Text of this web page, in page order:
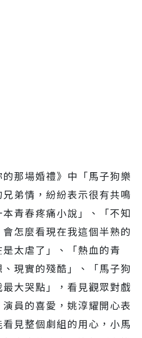
那場婚禮》中「馬子狗樂
弟情， 紛紛表示很有共鳴
本青春疼痛小說」、「不知
怎麼看現在我這個半熟的
是太虐了」、「熱血的青
現實的殘酷」、「馬子狗
大哭點」，看見觀眾對戲
演員的喜愛，姚淳耀開心表
見整個劇組的用心， 小馬